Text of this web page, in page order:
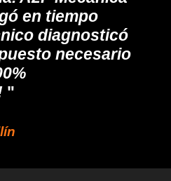
en tiempo
diagnosticó
necesario
"